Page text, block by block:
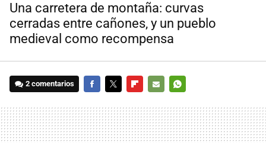
Una carretera de montaña: curvas
cerradas entre cañones, y un pueblo
medieval como recompensa
2 comentarios
MAIL